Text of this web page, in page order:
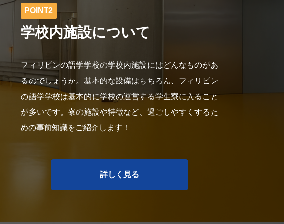
POINT2
学校内施設について
フィリピンの語学学校の学校内施設にはどんなものがあ
るのでしょうか。基本的な設備はもちろん、フィリピン
の語学学校は基本的に学校の運営する学生寮に入ること
が多いです。寮の施設や特徴など、過ごしやすくするた
めの事前知識をご紹介します！
詳しく見る